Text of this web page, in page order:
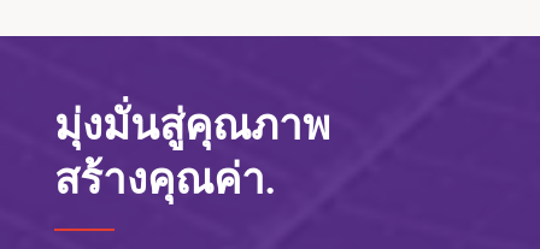
มุ่งมั่นสู่คุณภาพ
สร้างคุณค่า.